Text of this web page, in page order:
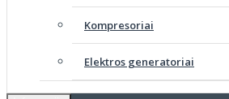
Kompresoriai
Elektros generatoriai